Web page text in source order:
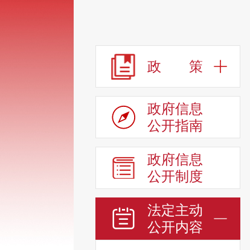
政 策
政府信息
公开指南
政府信息
公开制度
法定主动
公开内容